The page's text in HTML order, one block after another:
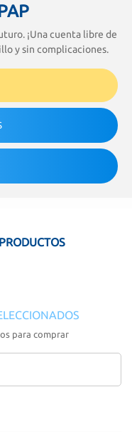
¡Una cuenta libre de
y sin complicaciones.
para comprar